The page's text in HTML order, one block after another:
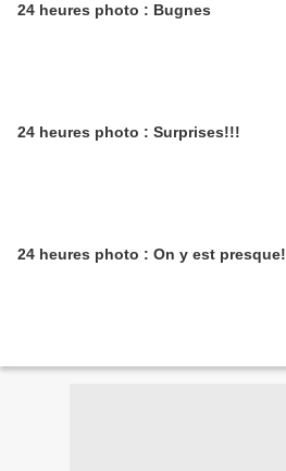
24 heures photo : Bugnes
24 heures photo : Surprises!!!
24 heures photo : On y est presque!